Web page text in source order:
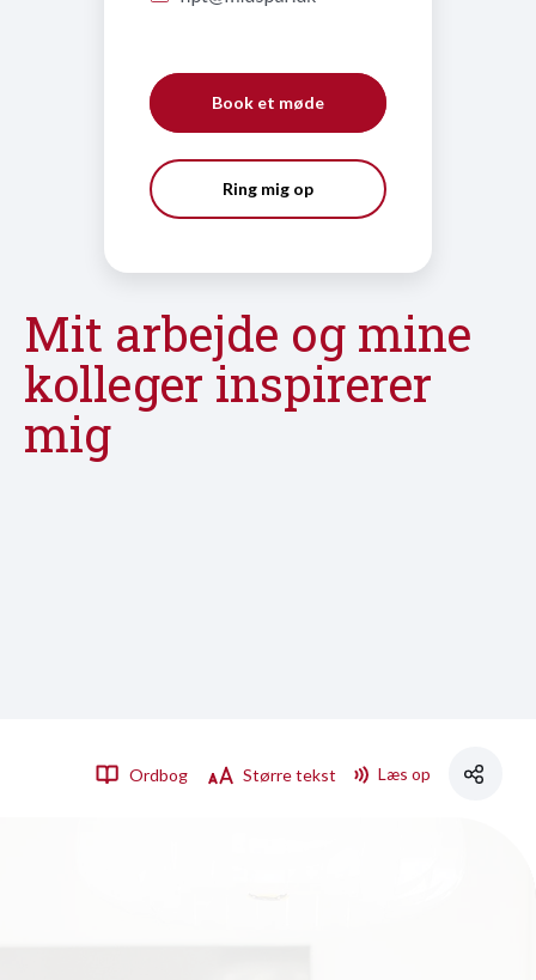
Book et møde
Ring mig op
Mit arbejde og mine
kolleger inspirerer
mig
Ordbog Større tekst Læs op